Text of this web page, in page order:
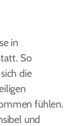
in
So
die
fühlen.
und